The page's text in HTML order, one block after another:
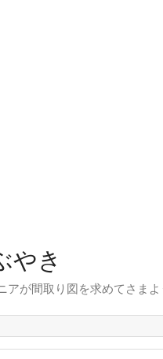
やき
が間取り図を求めてさま